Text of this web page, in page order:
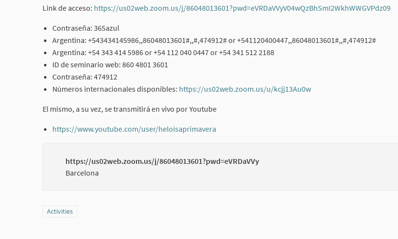
Link de acceso: https://us02web.zoom.us/j/86048013601?pwd=eVRDaVVyV04wQzBhSmI2WkhWWGVPdz09
Contraseña: 365azul
Argentina: +543434145986,,86048013601#,,#,474912# or +541120400447,,86048013601#,,#,474912#
Argentina: +54 343 414 5986 or +54 112 040 0447 or +54 341 512 2188
ID de seminario web: 860 4801 3601
Contraseña: 474912
Números internacionales disponibles: https://us02web.zoom.us/u/kcjj13Au0w
El mismo, a su vez, se transmitirá en vivo por Youtube
https://www.youtube.com/user/heloisaprimavera
https://us02web.zoom.us/j/86048013601?pwd=eVRDaVVy
Barcelona
Filter results for category: Activities
Activities